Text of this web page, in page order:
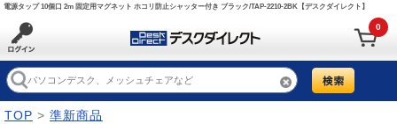
電源タップ 10個口 2m 固定用マグネット ホコリ防止シャッター付き ブラック/TAP-2210-2BK【デスクダイレクト】
0
TOP > 準新商品